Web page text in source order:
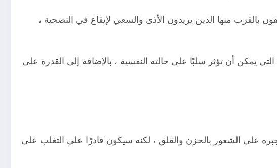
بالقرب منها الذين يريدون الأذى والسعي لإيقاع في التضحية ،
يمكن أن تؤثر سلبًا على حالته النفسية ، بالإضافة إلى القدرة على
على الشعور بالحزن والقلق ، لكنه سيكون قادرًا على التغلب على